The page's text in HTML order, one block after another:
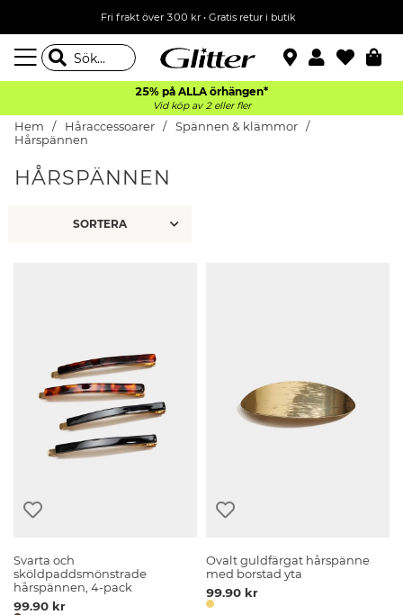
Fri frakt över 300 kr• Gratis retur i butik
25% på ALLA örhängen*
Vid köp av 2 eller fler
Hem Håraccessoarer
Spännen & klämmor
Hårspännen
HÅRSPÄNNEN
Svarta och
sköldpaddsmönstrade
hårspännen, 4-pack
99.90 kr
Ovalt guldfärgat hårspänne
med borstad yta
99.90 kr